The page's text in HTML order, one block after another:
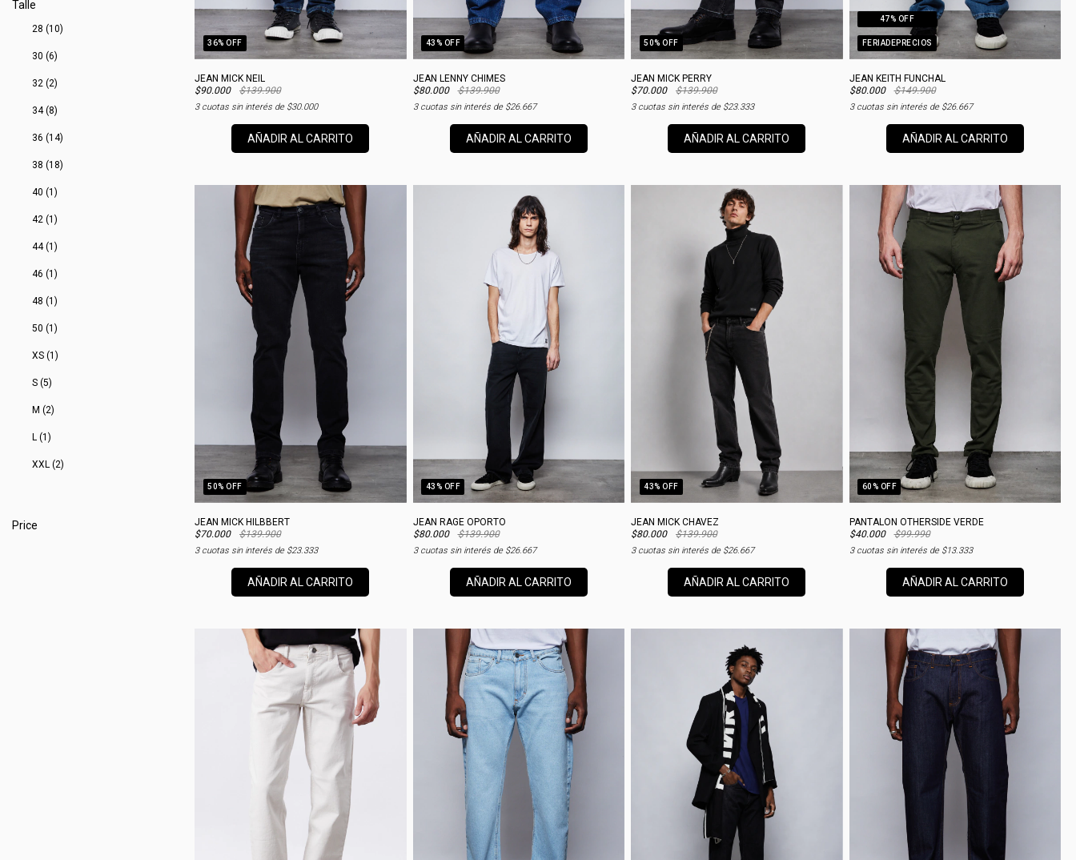
Talle
28 (10)
30 (6)
32 (2)
34 (8)
36 (14)
38 (18)
40 (1)
42 (1)
44 (1)
46 (1)
48 (1)
50 (1)
XS (1)
S (5)
M (2)
L (1)
XXL (2)
Price
36% OFF
JEAN MICK NEIL
$90.000
$139.900
3cuotas sin interés de $30.000
AÑADIR AL CARRITO
43% OFF
JEAN LENNY CHIMES
$80.000
$139.900
3cuotas sin interés de $26.667
AÑADIR AL CARRITO
50% OFF
JEAN MICK PERRY
$70.000
$139.900
3cuotas sin interés de $23.333
AÑADIR AL CARRITO
47% OFF
FERIADEPRECIOS
JEAN KEITH FUNCHAL
$80.000
$149.900
3cuotas sin interés de $26.667
AÑADIR AL CARRITO
50% OFF
JEAN MICK HILBBERT
$70.000
$139.900
3cuotas sin interés de $23.333
AÑADIR AL CARRITO
43% OFF
JEAN RAGE OPORTO
$80.000
$139.900
3cuotas sin interés de $26.667
AÑADIR AL CARRITO
43% OFF
JEAN MICK CHAVEZ
$80.000
$139.900
3cuotas sin interés de $26.667
AÑADIR AL CARRITO
60% OFF
PANTALON OTHERSIDE VERDE
$40.000
$99.990
3cuotas sin interés de $13.333
AÑADIR AL CARRITO